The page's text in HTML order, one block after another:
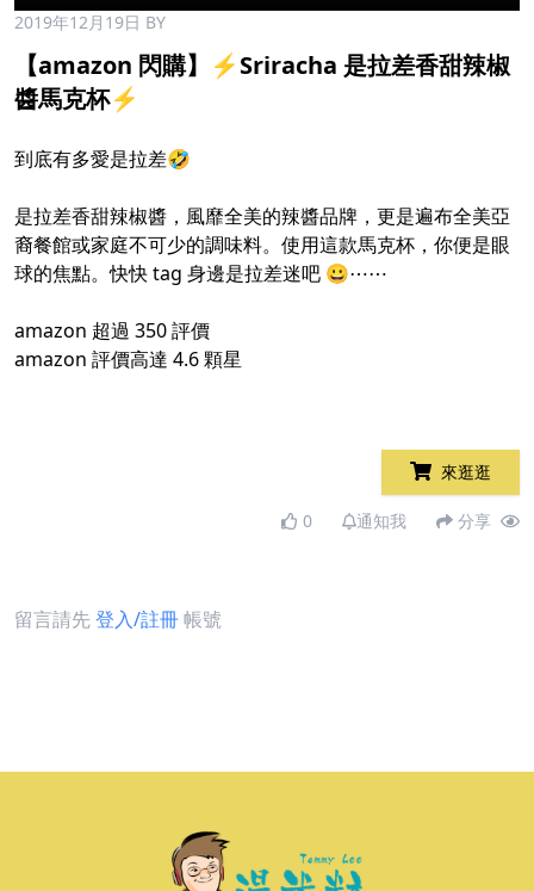
2019年12月19日 BY
【amazon 閃購】⚡Sriracha 是拉差香甜辣椒
醬馬克杯⚡
到底有多愛是拉差🤣
是拉差香甜辣椒醬，風靡全美的辣醬品牌，更是遍布全美亞
裔餐館或家庭不可少的調味料。使用這款馬克杯，你便是眼
球的焦點。快快 tag 身邊是拉差迷吧 😀⋯⋯
amazon 超過 350 評價
amazon 評價高達 4.6 顆星
來逛逛
0 通知我 分享
留言請先登入/註冊帳號